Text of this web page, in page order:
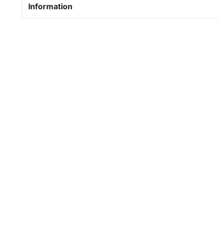
Information